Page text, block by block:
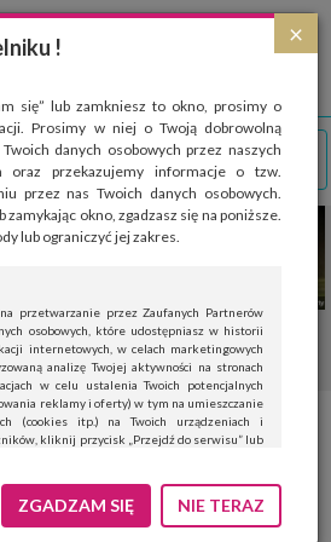
×
!
się” lub zamkniesz to okno, prosimy o
Prosimy w niej o Twoją dobrowolną
danych osobowych przez naszych
oraz przekazujemy informacje o tzw.
przez nas Twoich danych osobowych.
zamykając okno, zgadzasz się na poniższe.
lub ograniczyć jej zakres.
przetwarzanie przez Zaufanych Partnerów
osobowych, które udostępniasz w historii
internetowych, w celach marketingowych
analizę Twojej aktywności na stronach
w celu ustalenia Twoich potencjalnych
reklamy i oferty) w tym na umieszczanie
(cookies itp.) na Twoich urządzeniach i
kliknij przycisk „Przejdź do serwisu” lub
kliknij „Nie teraz”.
Możesz edytować zakres zgody, w tym
ZGADZAM SIĘ NIE TERAZ
które służą głównie do celów statystycznych.
zezwalasz na zapisanie ich w pamięci
cookies
Wczesne
nie musi
zawodowej